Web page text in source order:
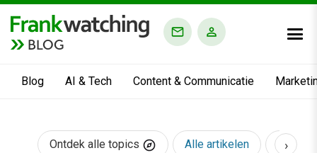
BLOG
Blog AI & Tech Content & Communicatie
Ontdek alle topics Alle artikelen AI &
›